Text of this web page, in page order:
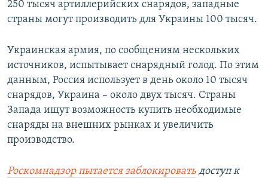
250 тысяч артиллерийских снарядов, западные
страны могут производить для Украины 100 тысяч.
Украинская армия, по сообщениям нескольких
источников, испытывает снарядный голод. По этим
данным, Россия использует в день около 10 тысяч
снарядов, Украина – около двух тысяч. Страны
Запада ищут возможность купить необходимые
снаряды на внешних рынках и увеличить
производство.
Роскомнадзор пытается заблокировать доступ к